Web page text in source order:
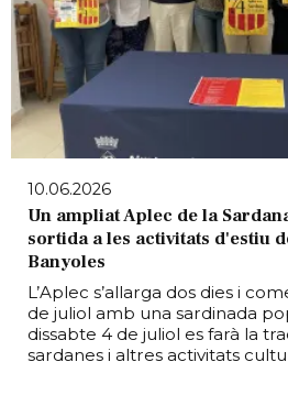
10.06.2026
Un ampliat Aplec de la
sortida a les activitats d'estiu
Banyoles
L’Aplec s’allarga dos dies i
de juliol amb una sardinada
dissabte 4 de juliol es farà la
sardanes i altres activitats